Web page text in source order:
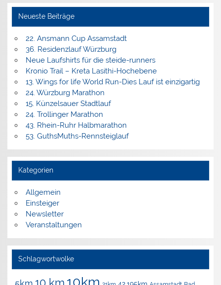
Neueste Beiträge
22. Ansmann Cup Assamstadt
36. Residenzlauf Würzburg
Neue Laufshirts für die steide-runners
Kronio Trail – Kreta Lasithi-Hochebene
13. Wings for life World Run-Dies Lauf ist einzigartig
24. Würzburg Marathon
15. Künzelsauer Stadtlauf
24. Trollinger Marathon
43. Rhein-Ruhr Halbmarathon
53. GuthsMuths-Rennsteiglauf
Kategorien
Allgemein
Einsteiger
Newsletter
Veranstaltungen
Schlagwortwolke